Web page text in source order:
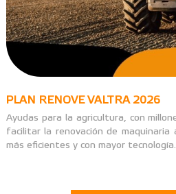
PLAN RENOVE VALTRA 2026
Ayudas para la agricultura, con
facilitar la renovación de maquinaria
más eficientes y con mayor tecnología.